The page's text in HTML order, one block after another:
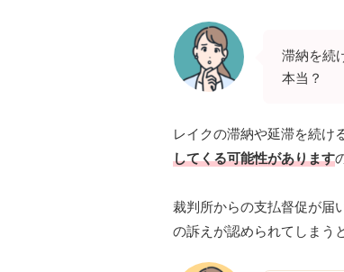
滞納を続
本当？
レイクの滞納や延滞を続け
してくる可能性があります
裁判所からの支払督促が届
の訴えが認められてしまう